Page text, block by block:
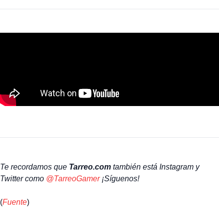
Te recordamos que Tarreo.com también está Instagram y
Twitter como @TarreoGamer¡Síguenos!
(Fuente)